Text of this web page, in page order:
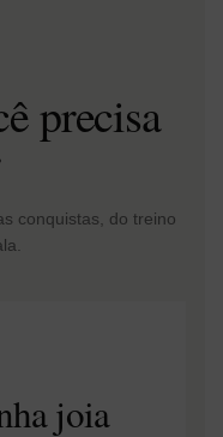
precisa
conquistas, do treino
joia